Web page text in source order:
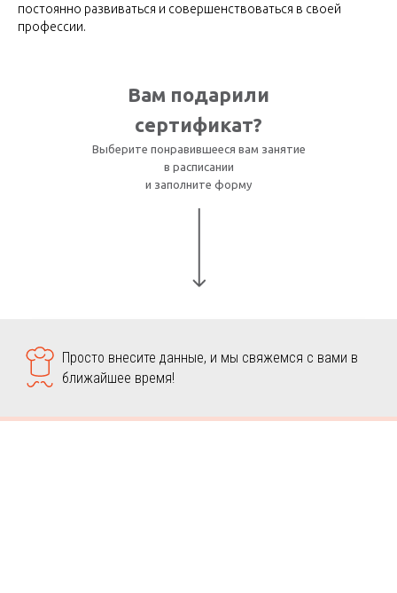
постоянно развиваться и совершенствоваться в своей
профессии.
Вам подарили
сертификат?
Выберите понравившееся вам занятие
в расписании
и заполните форму
Просто внесите данные, и мы свяжемся с вами в
ближайшее время!